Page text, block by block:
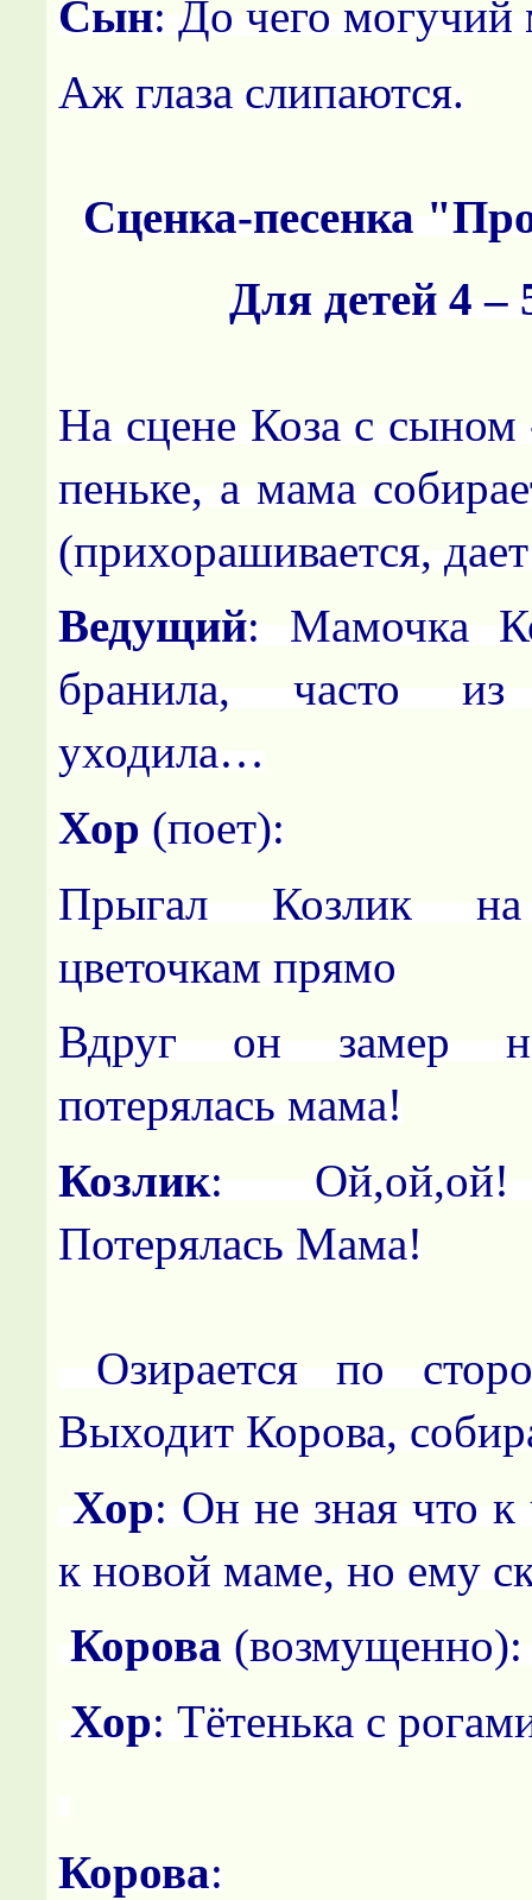
Сын: До чего могучий
Аж глаза слипаются.
Сценка-песенка
Для детей 4 –
На сцене Коза с сыном
пеньке, а мама
(прихорашивается,
Ведущий: Мамочка
бранила, часто
уходила…
Хор (поет):
Прыгал Козлик
цветочкам прямо
Вдруг он замер
потерялась мама!
Козлик: Ой,ой,ой!
Потерялась Мама!
Озирается по
Выходит Корова,
Хор: Он не зная что к
к новой маме, но ему
Корова
Хор: Тётенька с
Корова: